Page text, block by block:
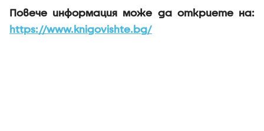
Повече информация може да откриете на:
https://www.knigovishte.bg/